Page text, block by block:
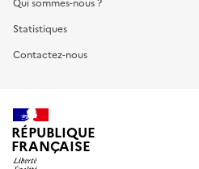
Qui sommes-nous ?
Statistiques
Contactez-nous
RÉPUBLIQUE
FRANÇAISE